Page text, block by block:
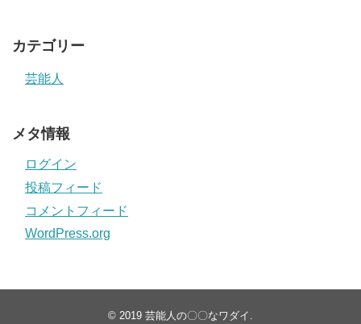
カテゴリー
芸能人
メタ情報
ログイン
投稿フィード
コメントフィード
WordPress.org
© 2019 芸能人の〇〇なワダイ